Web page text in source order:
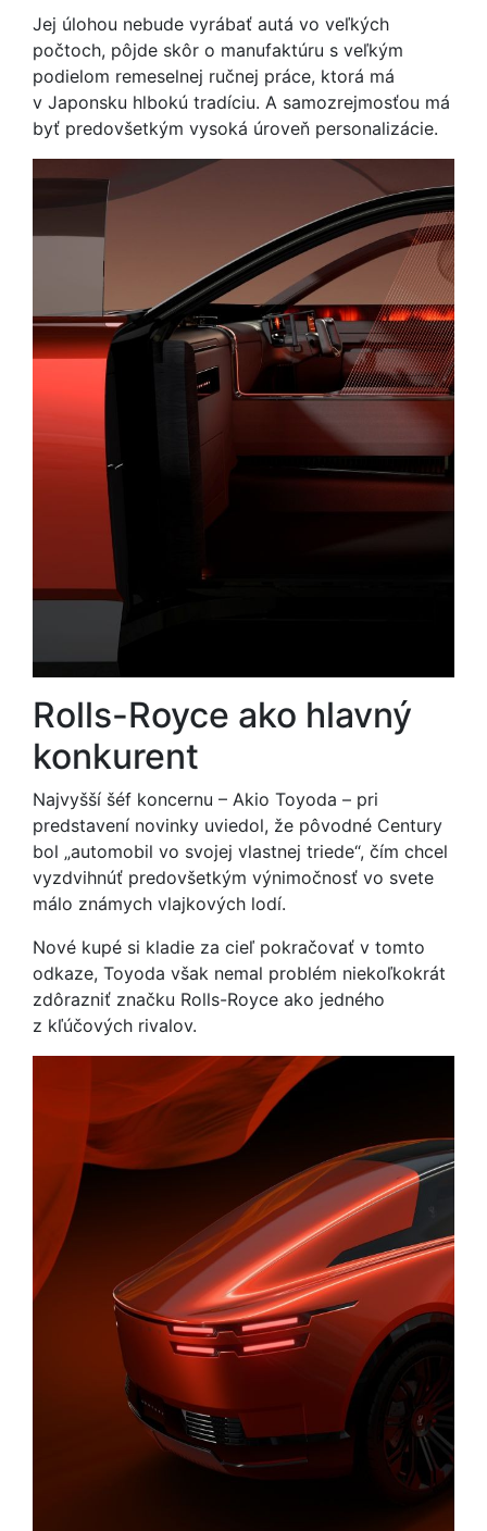
Jej úlohou nebude vyrábať autá vo veľkých
počtoch, pôjde skôr o manufaktúru s veľkým
podielom remeselnej ručnej práce, ktorá má
v Japonsku hlbokú tradíciu. A samozrejmosťou má
byť predovšetkým vysoká úroveň personalizácie.
Rolls-Royce ako hlavný
konkurent
Najvyšší šéf koncernu – Akio Toyoda – pri
predstavení novinky uviedol, že pôvodné Century
bol „automobil vo svojej vlastnej triede“, čím chcel
vyzdvihnúť predovšetkým výnimočnosť vo svete
málo známych vlajkových lodí.
Nové kupé si kladie za cieľ pokračovať v tomto
odkaze, Toyoda však nemal problém niekoľkokrát
zdôrazniť značku Rolls-Royce ako jedného
z kľúčových rivalov.